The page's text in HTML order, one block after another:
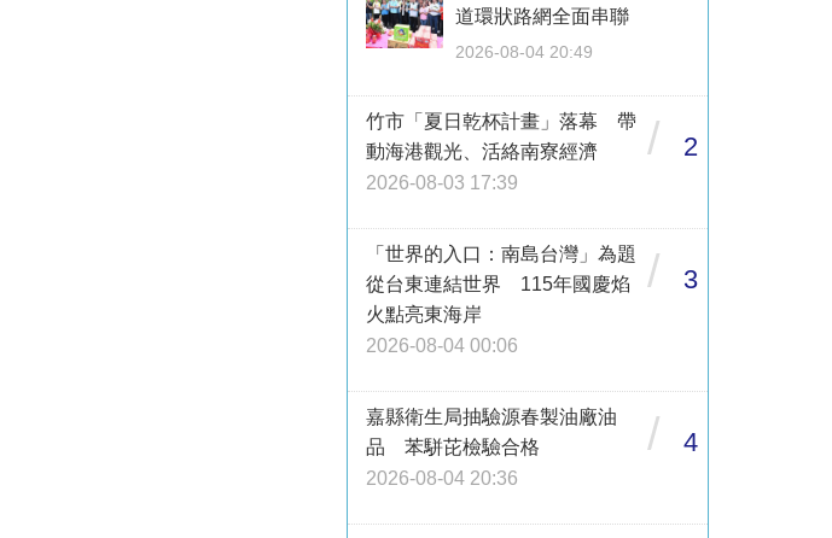
道環狀路網全面串聯
2026-08-04 20:49
竹市「夏日乾杯計畫」落幕 帶
動海港觀光、活絡南寮經濟
2026-08-03 17:39
/ 2
「世界的入口：南島台灣」為題
從台東連結世界 115年國慶焰
火點亮東海岸
2026-08-04 00:06
/ 3
嘉縣衛生局抽驗源春製油廠油
品 苯駢芘檢驗合格
2026-08-04 20:36
/ 4